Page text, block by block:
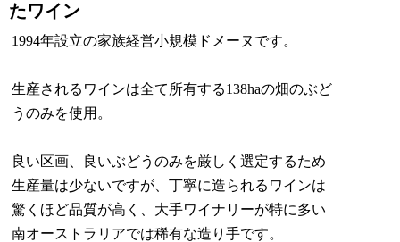
たワイン
1994年設立の家族経営小規模ドメーヌです。
生産されるワインは全て所有する138haの畑のぶど
うのみを使用。
良い区画、良いぶどうのみを厳しく選定するため
生産量は少ないですが、丁寧に造られるワインは
驚くほど品質が高く、大手ワイナリーが特に多い
南オーストラリアでは稀有な造り手です。